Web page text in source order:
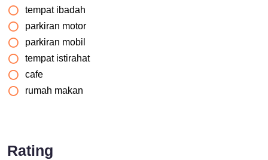
tempat ibadah
parkiran motor
parkiran mobil
tempat istirahat
cafe
rumah makan
Rating